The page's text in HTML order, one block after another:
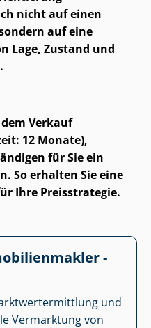
nicht auf einen
auf eine
Lage, Zustand und
Verkauf
12 Monate),
für Sie ein
So erhalten Sie eine
Ihre Preisstrategie.
-
und
Vermarktung von